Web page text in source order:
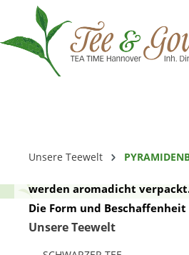
Hauptinhalt springen
Zur Suche springen
Zur Hauptnavigation springen
Unsere Teewelt
möchte, der greift zu unseren
werden aromadicht
Die Form und
Teepyramidenbeutel erlaubt
Unsere Teewelt